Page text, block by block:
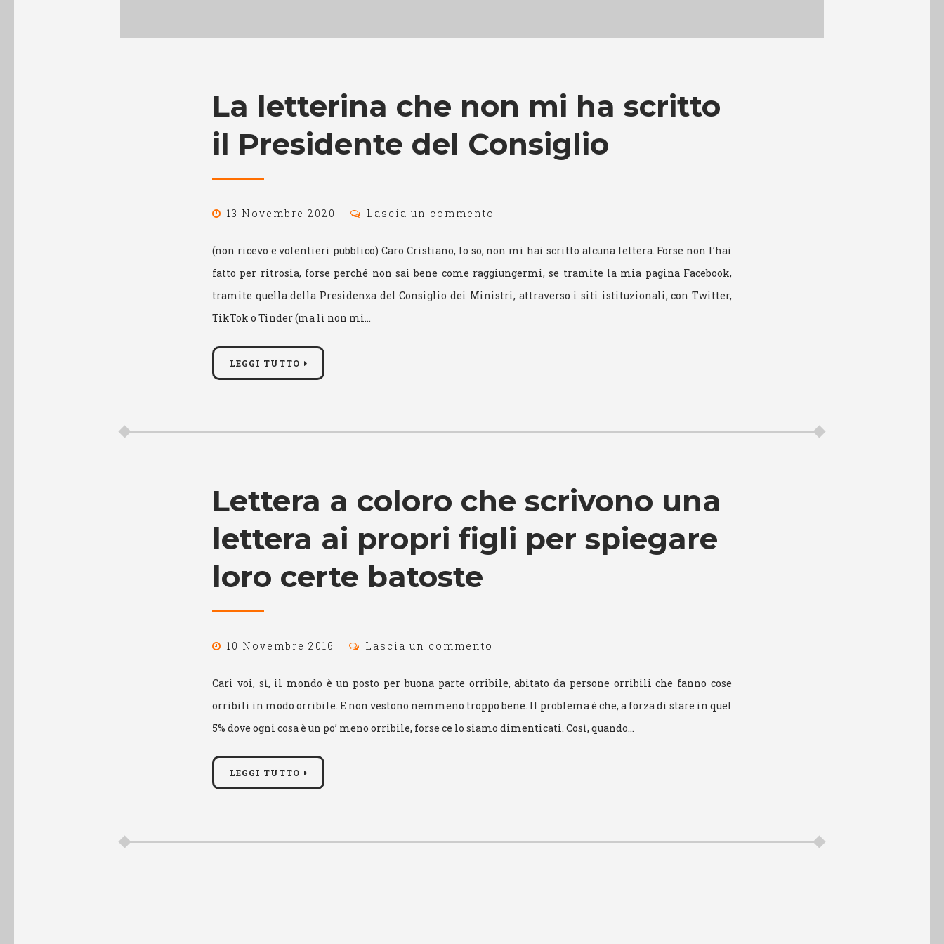
La letterina che non mi ha scritto
il Presidente del Consiglio
13 Novembre 2020 Lascia un commento
(non ricevo e volentieri pubblico) Caro Cristiano, lo so, non mi hai scritto alcuna lettera. Forse non l’hai
fatto per ritrosia, forse perché non sai bene come raggiungermi, se tramite la mia pagina Facebook,
tramite quella della Presidenza del Consiglio dei Ministri, attraverso i siti istituzionali, con Twitter,
TikTok o Tinder (ma lì non mi…
LEGGI TUTTO
Lettera a coloro che scrivono una
lettera ai propri figli per spiegare
loro certe batoste
10 Novembre 2016 Lascia un commento
Cari voi, sì, il mondo è un posto per buona parte orribile, abitato da persone orribili che fanno cose
orribili in modo orribile. E non vestono nemmeno troppo bene. Il problema è che, a forza di stare in quel
5% dove ogni cosa è un po’ meno orribile, forse ce lo siamo dimenticati. Così, quando…
LEGGI TUTTO